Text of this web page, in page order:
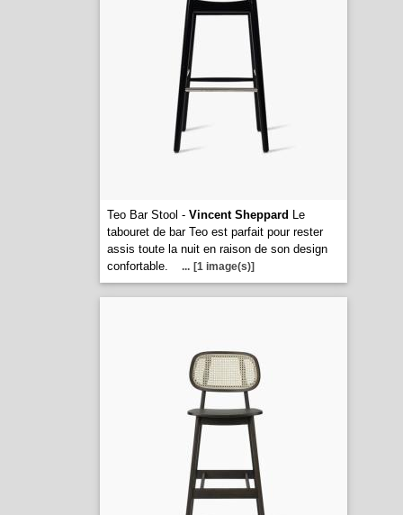
Teo Bar Stool - Vincent Sheppard Le
tabouret de bar Teo est parfait pour rester
assis toute la nuit en raison de son design
confortable.
... [1 image(s)]